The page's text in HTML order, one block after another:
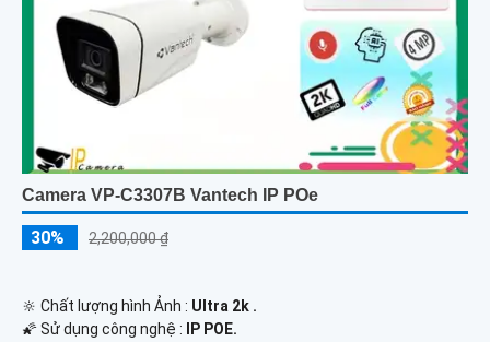
Camera VP-C3307B Vantech IP POe
30% 2,200,000 ₫
🔆 Chất lượng hình Ảnh : Ultra 2k .
🌠 Sử dụng công nghệ :
IP POE.